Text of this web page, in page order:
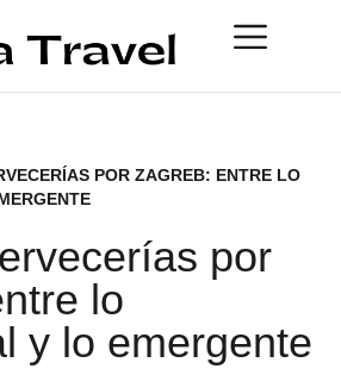
POR ZAGREB: ENTRE LO
por
lo
y lo emergente